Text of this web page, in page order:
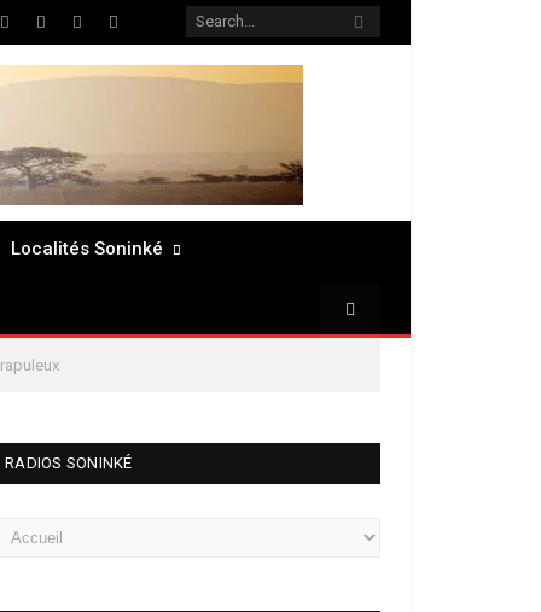
FacebookLinkedInPinterest
Localités Soninké
RADIOS SONINKÉ